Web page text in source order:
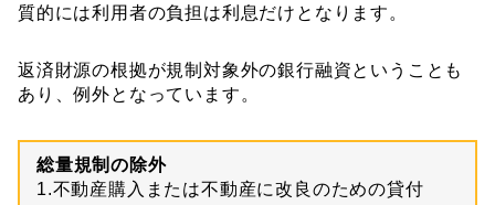
質的には利用者の負担は利息だけとなります。
返済財源の根拠が規制対象外の銀行融資ということも
あり、例外となっています。
総量規制の除外
1.不動産購入または不動産に改良のための貸付